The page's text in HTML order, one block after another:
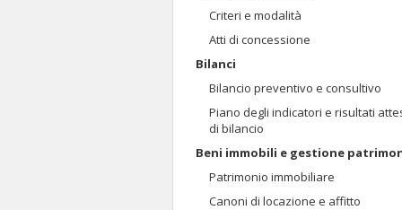
Criteri e modalità
Atti di concessione
Bilanci
Bilancio preventivo e consultivo
Piano degli indicatori e risultati
di bilancio
Beni immobili e gestione
Patrimonio immobiliare
Canoni di locazione e affitto